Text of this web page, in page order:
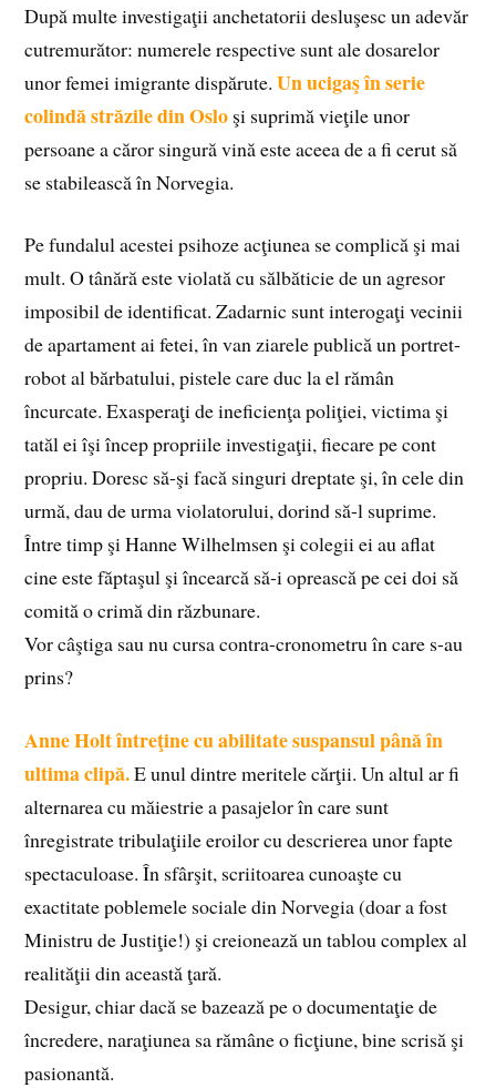
După multe investigaţii anchetatorii desluşesc un adevăr
cutremurător: numerele respective sunt ale dosarelor
unor femei imigrante dispărute.Un ucigaş în serie
colindă străzile din Oslo şi suprimă vieţile unor
persoane a căror singură vină este aceea de a fi cerut să
se stabilească în Norvegia.
Pe fundalul acestei psihoze acţiunea se complică şi mai
mult. O tânără este violată cu sălbăticie de un agresor
imposibil de identificat. Zadarnic sunt interogaţi vecinii
de apartament ai fetei, în van ziarele publică un portret-
robot al bărbatului, pistele care duc la el rămân
încurcate. Exasperaţi de ineficienţa poliţiei, victima şi
tatăl ei îşi încep propriile investigaţii, fiecare pe cont
propriu. Doresc să-şi facă singuri dreptate şi, în cele din
urmă, dau de urma violatorului, dorind să-l suprime.
Între timp şi Hanne Wilhelmsen şi colegii ei au aflat
cine este făptaşul şi încearcă să-i oprească pe cei doi să
comită o crimă din răzbunare.
Vor câştiga sau nu cursa contra-cronometru în care s-au
prins?
Anne Holt întreţine cu abilitate suspansul până în
ultima clipă.E unul dintre meritele cărţii. Un altul ar fi
alternarea cu măiestrie a pasajelor în care sunt
înregistrate tribulaţiile eroilor cu descrierea unor fapte
spectaculoase. În sfârşit, scriitoarea cunoaşte cu
exactitate poblemele sociale din Norvegia (doar a fost
Ministru de Justiţie!) şi creionează un tablou complex al
realităţii din această ţară.
Desigur, chiar dacă se bazează pe o documentaţie de
încredere, naraţiunea sa rămâne o ficţiune, bine scrisă şi
pasionantă.